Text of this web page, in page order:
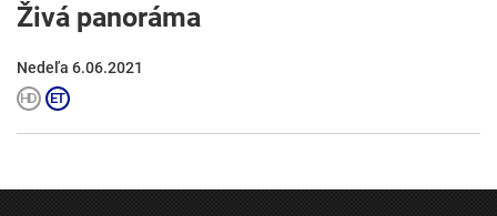
Živá panoráma
Nedeľa 6.06.2021